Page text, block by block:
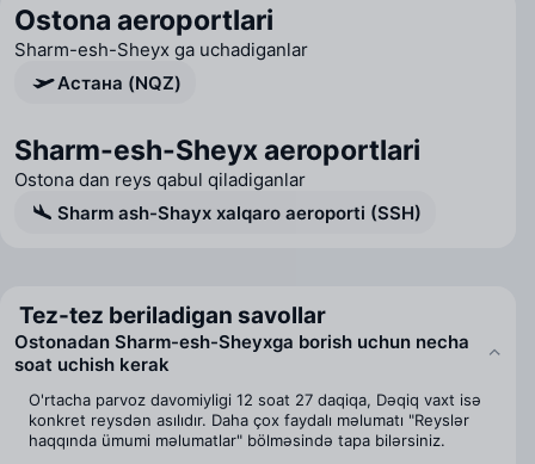
Ostona aeroportlari
Sharm-esh-Sheyx ga uchadiganlar
Астана (NQZ)
Sharm-esh-Sheyx aeroportlari
Ostona dan reys qabul qiladiganlar
Sharm ash-Shayx xalqaro aeroporti (SSH)
Tez-tez beriladigan savollar
Ostonadan Sharm-esh-Sheyxga borish uchun necha
soat uchish kerak
O'rtacha parvoz davomiyligi 12 soat 27 daqiqa, Dəqiq vaxt isə
konkret reysdən asılıdır. Daha çox faydalı məlumatı "Reyslər
haqqında ümumi məlumatlar" bölməsində tapa bilərsiniz.